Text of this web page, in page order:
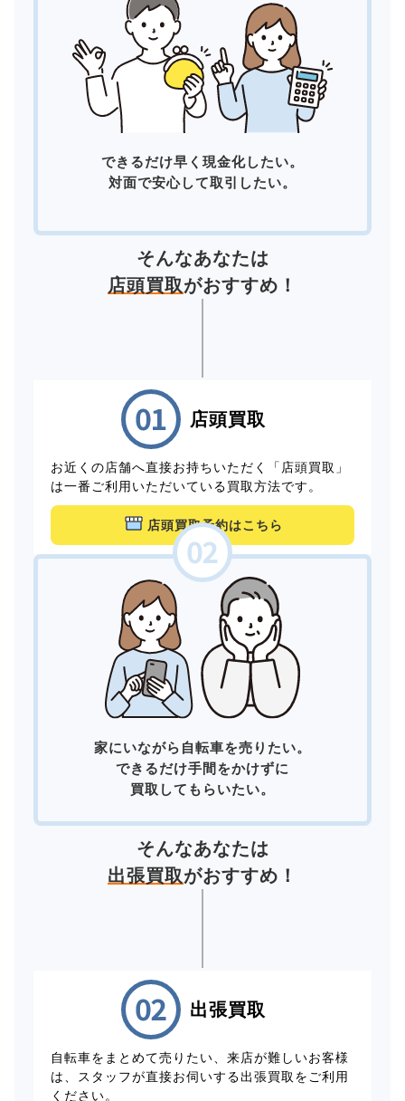
できるだけ早く現金化したい。
対面で安心して取引したい。
そんなあなたは
店頭買取がおすすめ！
店頭買取
お近くの店舗へ直接お持ちいただく「店頭買取」
は一番ご利用いただいている買取方法です。
店頭買取予約はこちら
家にいながら自転車を売りたい。
できるだけ手間をかけずに
買取してもらいたい。
そんなあなたは
出張買取がおすすめ！
出張買取
自転車をまとめて売りたい、来店が難しいお客様
は、スタッフが直接お伺いする出張買取をご利用
ください。